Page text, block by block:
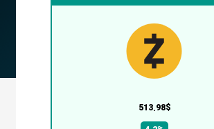
513.98$